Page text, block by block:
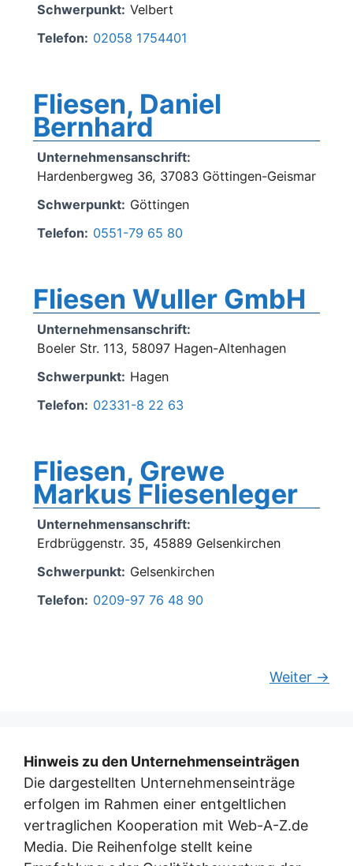
Schwerpunkt: Velbert
Telefon: 02058 1754401
Fliesen, Daniel
Bernhard
Unternehmensanschrift:
Hardenbergweg 36, 37083 Göttingen-Geismar
Schwerpunkt: Göttingen
Telefon: 0551-79 65 80
Fliesen Wuller GmbH
Unternehmensanschrift:
Boeler Str. 113, 58097 Hagen-Altenhagen
Schwerpunkt: Hagen
Telefon: 02331-8 22 63
Fliesen, Grewe
Markus Fliesenleger
Unternehmensanschrift:
Erdbrüggenstr. 35, 45889 Gelsenkirchen
Schwerpunkt: Gelsenkirchen
Telefon: 0209-97 76 48 90
Weiter →
Hinweis zu den Unternehmenseinträgen
Die dargestellten Unternehmenseinträge
erfolgen im Rahmen einer entgeltlichen
vertraglichen Kooperation mit Web-A-Z.de
Media. Die Reihenfolge stellt keine